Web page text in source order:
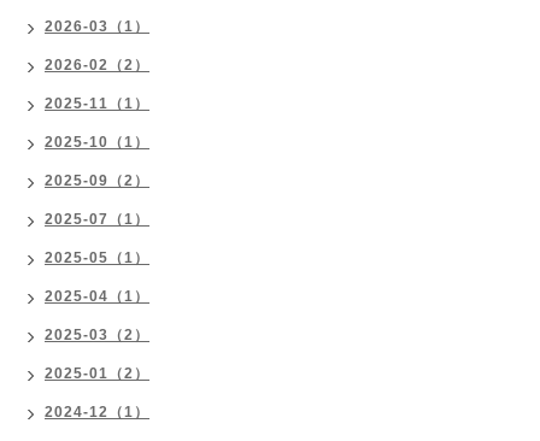
2026-03（1）
2026-02（2）
2025-11（1）
2025-10（1）
2025-09（2）
2025-07（1）
2025-05（1）
2025-04（1）
2025-03（2）
2025-01（2）
2024-12（1）